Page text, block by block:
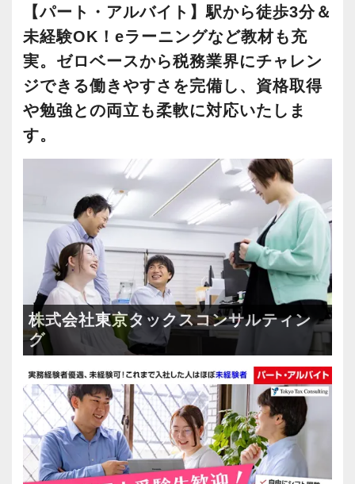
徴です。
【飲食・医療を中心に多彩な業界をサポート】
幅広い業界のお客様を支える中でも、当社のお
客様は飲食・医療業界のウエイトがやや多め。
その他にも建設業やデザイナーなど、多種多様
決算・申告や節税提案は言うまでもなく、自計
化支援から資金繰り支援・経営コンサルティン
グにまで踏み込んでいく。
こうしたきめ細やかなサービスを通じて、着実
にお客様の信頼を獲得しています。
相続・資産税案件についても、税法改正に伴い
ご相談件数は右肩上がりで増えています。
＜駅チカ徒歩3分でアクセスも◎＞
オフィスは神田駅から徒歩3分。
立地・アクセス共に良好で、通勤に対するスト
レスを感じることなく仕事に取り組むことがで
きます。
【パート・アルバイト】駅から徒歩3分＆
未経験OK！eラーニングなど教材も充
実。ゼロベースから税務業界にチャレン
ジできる働きやすさを完備し、資格取得
や勉強との両立も柔軟に対応いたしま
す。
株式会社東京タックスコンサルティン
グ